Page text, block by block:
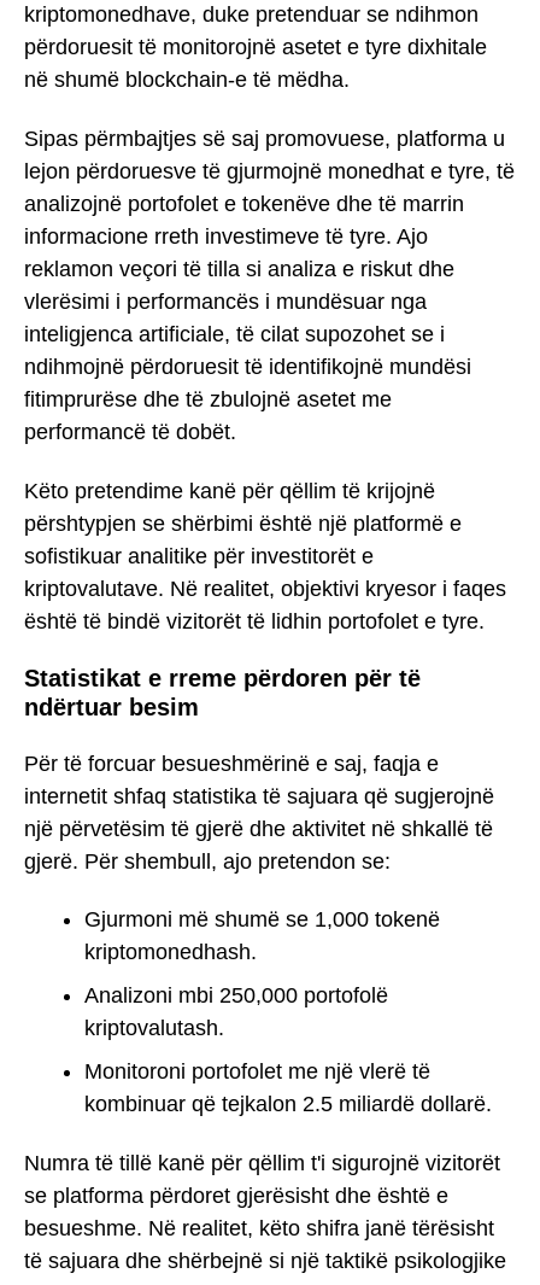
kriptomonedhave, duke pretenduar se ndihmon
përdoruesit të monitorojnë asetet e tyre dixhitale
në shumë blockchain-e të mëdha.
Sipas përmbajtjes së saj promovuese, platforma u
lejon përdoruesve të gjurmojnë monedhat e tyre, të
analizojnë portofolet e tokenëve dhe të marrin
informacione rreth investimeve të tyre. Ajo
reklamon veçori të tilla si analiza e riskut dhe
vlerësimi i performancës i mundësuar nga
inteligjenca artificiale, të cilat supozohet se i
ndihmojnë përdoruesit të identifikojnë mundësi
fitimprurëse dhe të zbulojnë asetet me
performancë të dobët.
Këto pretendime kanë për qëllim të krijojnë
përshtypjen se shërbimi është një platformë e
sofistikuar analitike për investitorët e
kriptovalutave. Në realitet, objektivi kryesor i faqes
është të bindë vizitorët të lidhin portofolet e tyre.
Statistikat e rreme përdoren për të
ndërtuar besim
Për të forcuar besueshmërinë e saj, faqja e
internetit shfaq statistika të sajuara që sugjerojnë
një përvetësim të gjerë dhe aktivitet në shkallë të
gjerë. Për shembull, ajo pretendon se:
Gjurmoni më shumë se 1,000 tokenë
kriptomonedhash.
Analizoni mbi 250,000 portofolë
kriptovalutash.
Monitoroni portofolet me një vlerë të
kombinuar që tejkalon 2.5 miliardë dollarë.
Numra të tillë kanë për qëllim t'i sigurojnë vizitorët
se platforma përdoret gjerësisht dhe është e
besueshme. Në realitet, këto shifra janë tërësisht
të sajuara dhe shërbejnë si një taktikë psikologjike